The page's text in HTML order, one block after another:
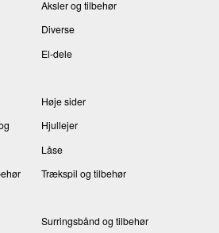
Aksler og tilbehør
Diverse
El-dele
Høje sider
Hjullejer
Låse
Trækspil og tilbehør
Surringsbånd og tilbehør